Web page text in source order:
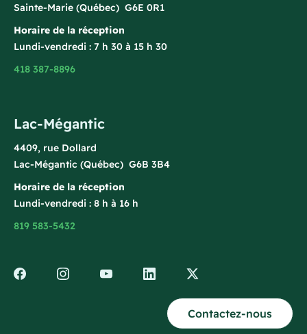
Sainte-Marie (Québec) G6E 0R1
Horaire de la réception
Lundi-vendredi : 7 h 30 à 15 h 30
418 387-8896
Lac-Mégantic
4409, rue Dollard
Lac-Mégantic (Québec) G6B 3B4
Horaire de la réception
Lundi-vendredi : 8 h à 16 h
819 583-5432
Contactez-nous